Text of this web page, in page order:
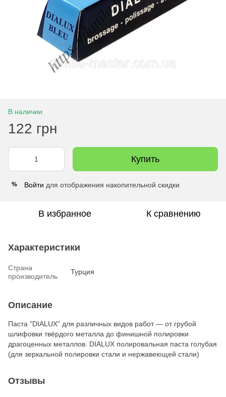
В наличии
122 грн
Купить
% Войти для отображения накопительной скидки
В избранное К сравнению
Характеристики
Страна
производитель
Турция
Описание
Паста "DIALUX" для различных видов работ ― от грубой
шлифовки твёрдого металла до финишной полировки
драгоценных металлов. DIALUX полировальная паста голубая
(для зеркальной полировки стали и нержавеющей стали)
Отзывы